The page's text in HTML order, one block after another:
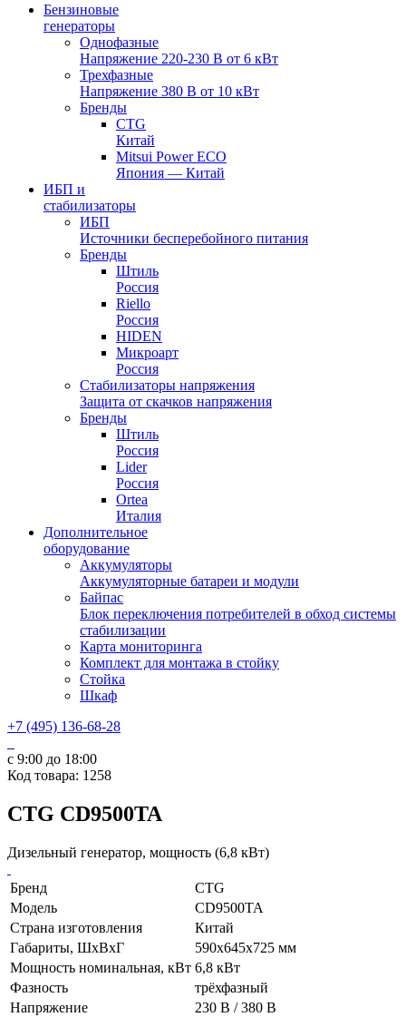
Бензиновые
генераторы
Однофазные
Напряжение 220-230 В от 6 кВт
Трехфазные
Напряжение 380 В от 10 кВт
Бренды
CTG
Китай
Mitsui Power ECO
Япония — Китай
ИБП и
стабилизаторы
ИБП
Источники бесперебойного питания
Бренды
Штиль
Россия
Riello
Россия
HIDEN
Микроарт
Россия
Стабилизаторы напряжения
Защита от скачков напряжения
Бренды
Штиль
Россия
Lider
Россия
Ortea
Италия
Дополнительное
оборудование
Аккумуляторы
Аккумуляторные батареи и модули
Байпас
Блок переключения потребителей в обход системы
стабилизации
Карта мониторинга
Комплект для монтажа в стойку
Стойка
Шкаф
+7 (495) 136-68-28
с 9:00 до 18:00
Код товара: 1258
CTG CD9500TA
Дизельный генератор, мощность (6,8 кВт)
Бренд
CTG
Модель
CD9500TA
Страна изготовления
Китай
Габариты, ШхВхГ
590x645x725 мм
Мощность номинальная, кВт 6,8 кВт
Фазность
трёхфазный
Напряжение
230 В / 380 В